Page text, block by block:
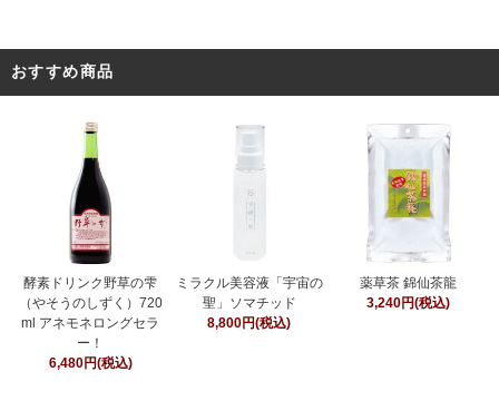
おすすめ商品
酵素ドリンク野草の雫
（やそうのしずく）720
ml アネモネロングセラ
ー！
6,480円(税込)
ミラクル美容液「宇宙の
聖」ソマチッド
8,800円(税込)
薬草茶 錦仙茶龍
3,240円(税込)